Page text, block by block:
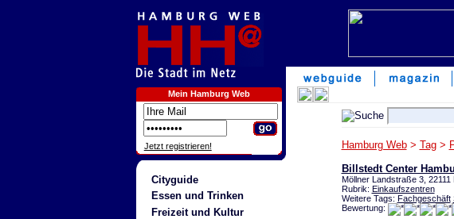
Mein Hamburg Web
Jetzt registrieren!
Cityguide
Essen und Trinken
Freizeit und Kultur
Hamburg Web> Tag>
Billstedt Center
Möllner Landstraße 3, 22111
Rubrik: Einkaufszentren
Weitere Tags: Fachgeschäft
Bewertung: